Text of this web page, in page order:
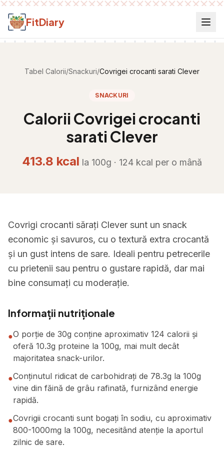
Salt la conținut
FitDiary
Tabel Calorii/Snackuri/Covrigei crocanti sarati Clever
SNACKURI
Calorii Covrigei crocanti
sarati Clever
413.8 kcal la 100g · 124 kcal per o mână
Covrigi crocanti sărați Clever sunt un snack
economic și savuros, cu o textură extra crocantă
și un gust intens de sare. Ideali pentru petrecerile
cu prietenii sau pentru o gustare rapidă, dar mai
bine consumați cu moderație.
Informații nutriționale
●O porție de 30g conține aproximativ 124 calorii și
oferă 10.3g proteine la 100g, mai mult decât
majoritatea snack-urilor.
●Conținutul ridicat de carbohidrați de 78.3g la 100g
vine din făină de grâu rafinată, furnizând energie
rapidă.
●Covrigii crocanti sunt bogați în sodiu, cu aproximativ
800-1000mg la 100g, necesitând atenție la aportul
zilnic de sare.